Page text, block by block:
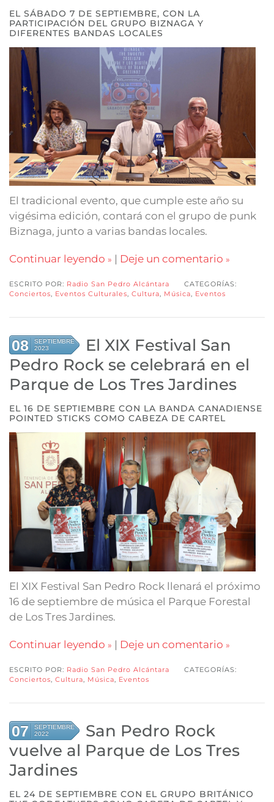
EL SÁBADO 7 DE SEPTIEMBRE, CON LA
PARTICIPACIÓN DEL GRUPO BIZNAGA Y
DIFERENTES BANDAS LOCALES
El tradicional evento, que cumple este año su
vigésima edición, contará con el grupo de punk
Biznaga, junto a varias bandas locales.
Continuar leyendo | Deje un comentario
ESCRITO POR: Radio San Pedro Alcántara
CATEGORÍAS:
Conciertos, Eventos Culturales, Cultura, Música, Eventos
08
SEPTIEMBRE
2023
El XIX Festival San
Pedro Rock se celebrará en el
Parque de Los Tres Jardines
EL 16 DE SEPTIEMBRE CON LA BANDA CANADIENSE
POINTED STICKS COMO CABEZA DE CARTEL
El XIX Festival San Pedro Rock llenará el próximo
16 de septiembre de música el Parque Forestal
de Los Tres Jardines.
Continuar leyendo | Deje un comentario
ESCRITO POR: Radio San Pedro Alcántara
CATEGORÍAS:
Conciertos, Cultura, Música, Eventos
07
SEPTIEMBRE
2022
San Pedro Rock
vuelve al Parque de Los Tres
Jardines
EL 24 DE SEPTIEMBRE CON EL GRUPO BRITÁNICO